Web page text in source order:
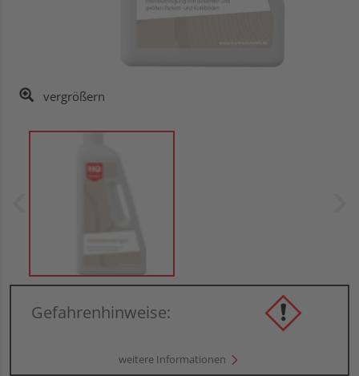
vergrößern
Gefahrenhinweise:
weitere Informationen